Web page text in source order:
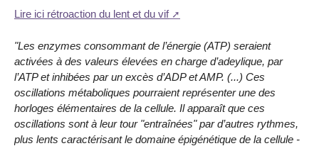
Lire ici rétroaction du lent et du vif
"Les enzymes consommant de l’énergie (ATP) seraient
activées à des valeurs élevées en charge d’adeylique, par
l’ATP et inhibées par un excès d’ADP et AMP. (...) Ces
oscillations métaboliques pourraient représenter une des
horloges élémentaires de la cellule. Il apparaît que ces
oscillations sont à leur tour "entraînées" par d’autres rythmes,
plus lents caractérisant le domaine épigénétique de la cellule -